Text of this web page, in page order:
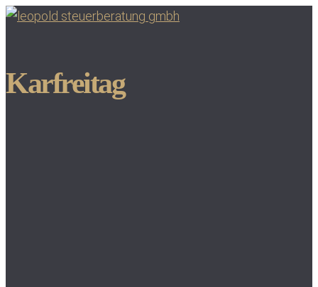
Karfreitag